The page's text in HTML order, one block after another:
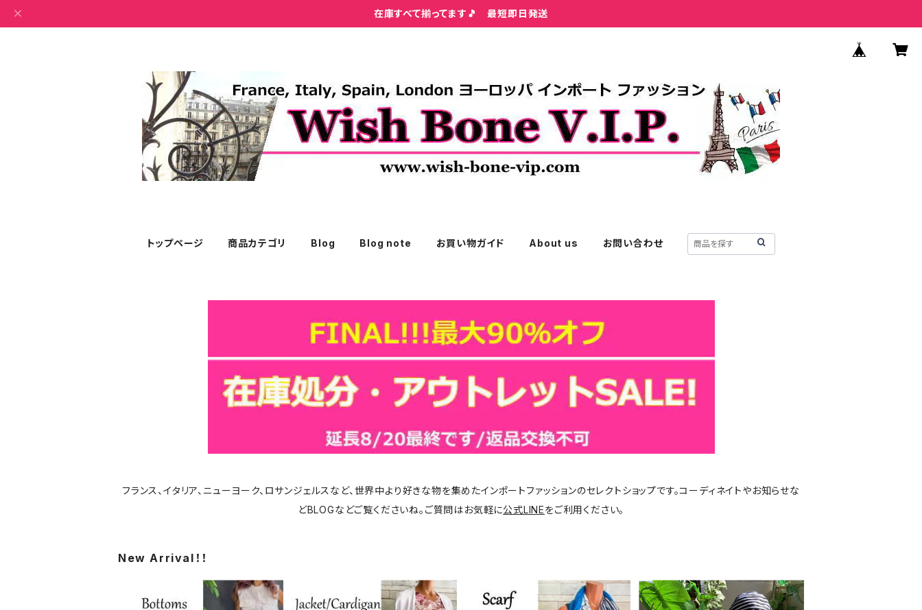
在庫すべて揃ってます🎵 最短即日発送
トップページ 商品カテゴリ Blog Blog note お買い物ガイド About us お問い合わせ
フランス、イタリア、ニューヨーク、ロサンジェルスなど、世界中より好きな物を集めたインポートファッションのセレクトショップです。コーディネイトやお知らせな
どBLOGなどご覧くださいね。ご質問はお気軽に公式LINEをご利用ください。
New Arrival！！